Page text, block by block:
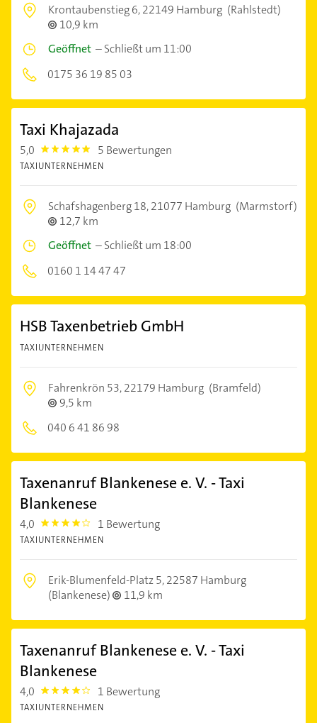
Krontaubenstieg 6,22149 Hamburg (Rahlstedt)
10,9 km
Geöffnet –Schließt um 11:00
0175 36 19 85 03
Taxi Khajazada
5,0 5.0 5 Bewertungen
TAXIUNTERNEHMEN
Schafshagenberg 18,21077 Hamburg (Marmstorf)
12,7 km
Geöffnet –Schließt um 18:00
0160 1 14 47 47
HSB Taxenbetrieb GmbH
TAXIUNTERNEHMEN
Fahrenkrön 53,22179 Hamburg (Bramfeld)
9,5 km
040 6 41 86 98
Taxenanruf Blankenese e. V. - Taxi
Blankenese
4,0 4.0 1 Bewertung
TAXIUNTERNEHMEN
Erik-Blumenfeld-Platz 5,22587 Hamburg
(Blankenese)
11,9 km
Taxenanruf Blankenese e. V. - Taxi
Blankenese
4,0 4.0 1 Bewertung
TAXIUNTERNEHMEN